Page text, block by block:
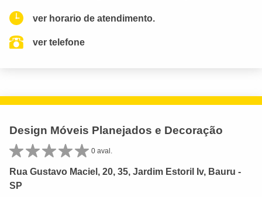
ver horario de atendimento.
ver telefone
Design Móveis Planejados e Decoração
0 aval.
Rua Gustavo Maciel, 20, 35, Jardim Estoril Iv, Bauru -
SP